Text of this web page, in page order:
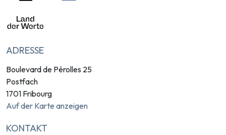
ADRESSE
Boulevard de Pérolles 25
Postfach
1701 Fribourg
Auf der Karte anzeigen
KONTAKT